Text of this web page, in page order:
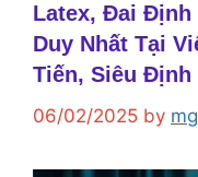
Latex, Đai Định
Duy Nhất Tại
Tiến, Siêu Định
06/02/2025 by